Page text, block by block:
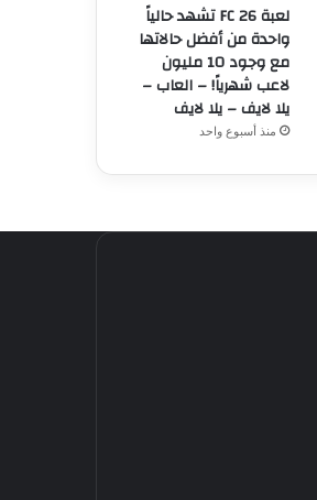
لعبة FC 26 تشهد حالياً
واحدة من أفضل حالاتها
مع وجود 10 مليون
لاعب شهرياً! – العاب –
يلا لايف – يلا لايف
منذ أسبوع واحد